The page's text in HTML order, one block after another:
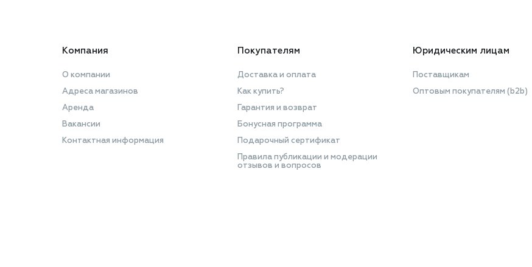
Компания
О компании
Адреса магазинов
Аренда
Вакансии
Контактная информация
Покупателям
Доставка и оплата
Как купить?
Гарантия и возврат
Бонусная программа
Подарочный сертификат
Правила публикации и модерации
отзывов и вопросов
Юридическим лицам
Поставщикам
Оптовым покупателям (b2b)